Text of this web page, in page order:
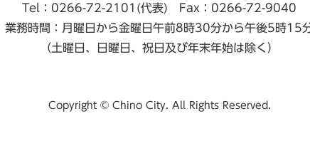
Tel：0266-72-2101(代表) Fax：0266-72-9040
業務時間：月曜日から金曜日午前8時30分から午後5時15
（土曜日、日曜日、祝日及び年末年始は除く）
Copyright © Chino City. All Rights Reserved.